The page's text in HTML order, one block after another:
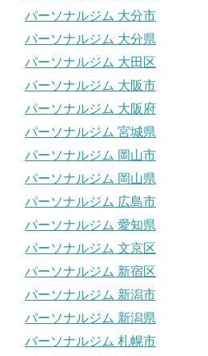
パーソナルジム 大分市
パーソナルジム 大分県
パーソナルジム 大田区
パーソナルジム 大阪市
パーソナルジム 大阪府
パーソナルジム 宮城県
パーソナルジム 岡山市
パーソナルジム 岡山県
パーソナルジム 広島市
パーソナルジム 愛知県
パーソナルジム 文京区
パーソナルジム 新宿区
パーソナルジム 新潟市
パーソナルジム 新潟県
パーソナルジム 札幌市